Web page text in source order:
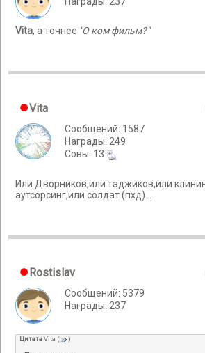
Vita, а точнее "О ком фильм?"
Vita
Сообщений: 1587
Награды: 249
Cовы: 13
Или Дворников,или таджиков,или
аутсорсинг,или солдат (пхд)...
Rostislav
Сообщений: 5379
Награды: 237
ЦитатаVita ( )